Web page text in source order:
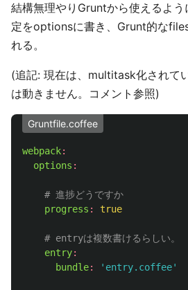
結構無理やりGruntから使えるよ
定をoptionsに書き、Grunt的な
れる。
(追記: 現在は、multitask化されて
は動きません。コメント参照)
Gruntfile.coffee
webpack:
options :
# 進捗どうですか
progress : true
# entryは複数書けるらしい。
entry:
bundle: 'entry.coffee'